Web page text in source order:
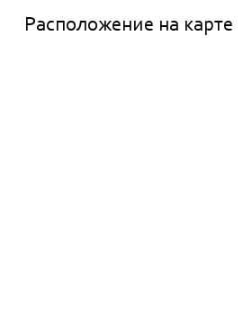
Расположение на карте